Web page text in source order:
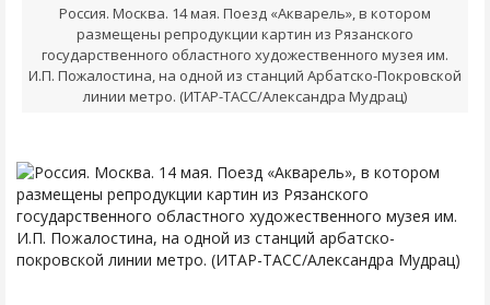
Россия. Москва. 14 мая. Поезд «Акварель», в котором
размещены репродукции картин из Рязанского
государственного областного художественного музея им.
И.П. Пожалостина, на одной из станций Арбатско-Покровской
линии метро. (ИТАР-ТАСС/Александра Мудрац)